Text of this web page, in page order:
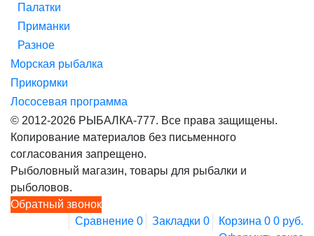
Палатки
Приманки
Разное
Морская рыбалка
Прикормки
Лососевая программа
© 2012-2026 РЫБАЛКА-777. Все права защищены.
Копирование материалов без письменного
согласования запрещено.
Рыболовный магазин, товары для рыбалки и
рыболовов.
Обратный звонок
Сравнение 0 Закладки 0 Корзина 0 0 руб.